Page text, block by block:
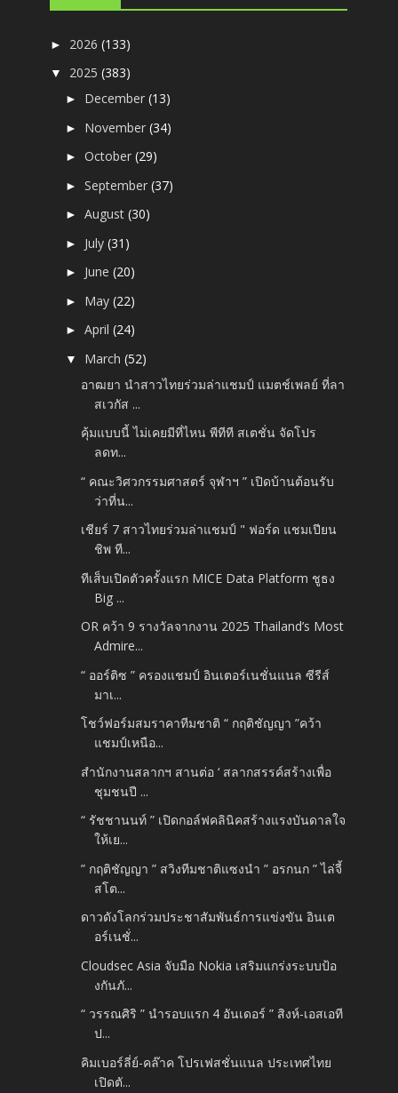
► 2026(133)
▼ 2025(383)
► December(13)
► November(34)
►October(29)
►September(37)
►August(30)
► July(31)
► June(20)
► May(22)
►April(24)
▼ March(52)
อาฒยา นำสาวไทยร่วมล่าแชมป์ แมตช์เพลย์ ที่ลา
สเวกัส ...
คุ้มแบบนี้ ไม่เคยมีที่ไหน พีทีที สเตชั่น จัดโปร
ลดท...
“ คณะวิศวกรรมศาสตร์ จุฬาฯ ” เปิดบ้านต้อนรับ
ว่าที่น...
เชียร์ 7 สาวไทยร่วมล่าแชมป์ " ฟอร์ด แชมเปียน
ชิพ ที...
ทีเส็บเปิดตัวครั้งแรก MICE Data Platform ชูธง
Big ...
OR คว้า 9 รางวัลจากงาน 2025 Thailand’s Most
Admire...
“ ออร์ติซ ” ครองแชมป์ อินเตอร์เนชั่นแนล ซีรีส์
มาเ...
โชว์ฟอร์มสมราคาทีมชาติ “ กฤติชัญญา ”คว้า
แชมป์เหนือ...
สำนักงานสลากฯ สานต่อ ‘ สลากสรรค์สร้างเพื่อ
ชุมชนปี ...
“ รัชชานนท์ ” เปิดกอล์ฟคลินิคสร้างแรงบันดาลใจ
ให้เย...
” กฤติชัญญา ” สวิงทีมชาติแซงนำ ” อรกนก ” ไล่จี้
สโต...
ดาวดังโลกร่วมประชาสัมพันธ์การแข่งขัน อินเต
อร์เนชั่...
Cloudsec Asia จับมือ Nokia เสริมแกร่งระบบป้อ
งกันภั...
“ วรรณศิริ ” นำรอบแรก 4 อันเดอร์ ” สิงห์-เอสเอที
ป...
คิมเบอร์ลี่ย์-คล๊าค โปรเฟสชั่นแนล ประเทศไทย
เปิดตั...